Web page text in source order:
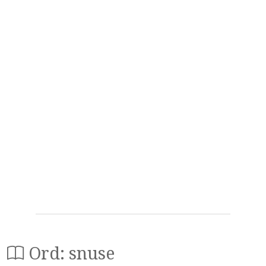
Ord: snuse